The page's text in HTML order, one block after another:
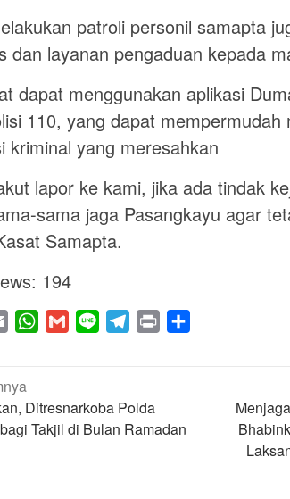
patroli personil samapta
dan layanan pengaduan kepada
dapat menggunakan aplikasi
110, yang dapat
kriminal yang meresahkan
lapor ke kami, jika ada tindak
sama jaga Pasangkayu agar
Samapta.
194
Email WhatsApp
Gmail Line Telegram
Print
Ditresnarkoba Polda
Takjil di Bulan Ramadan